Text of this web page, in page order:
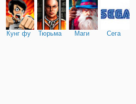
Кунг фу Тюрьма Маги Сега